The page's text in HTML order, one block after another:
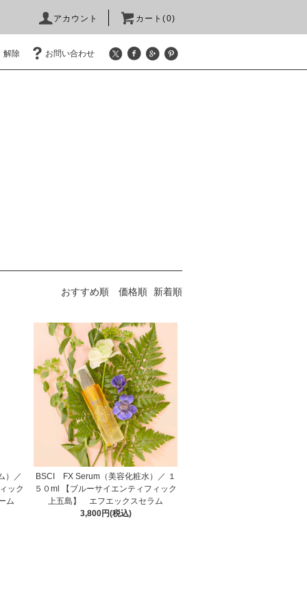
アカウント カート(0)
解除 お問い合わせ
おすすめ順 価格順 新着順
）／
ック
ム
BSCI FX Serum（美容化粧水）／ １
５０ml 【ブルーサイエンティフィック
上五島】 エフエックスセラム
3,800円(税込)